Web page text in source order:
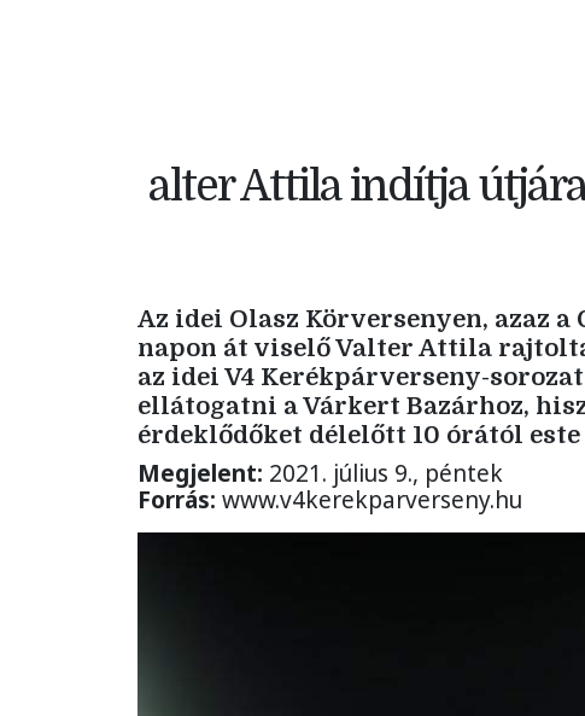
alter Attila indítja
Az idei Olasz Körversenyen, azaz
napon át viselő Valter Attila
az idei V4 Kerékpárverseny-
ellátogatni a Várkert Bazárhoz,
érdeklődőket délelőtt 10 órától este
Megjelent: 2021. július 9., péntek
Forrás: www.v4kerekparverseny.hu